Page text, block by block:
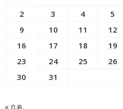
2
3 4 5
9
10 11 12
16
17 18 19
23
24 25 26
30
31
« ก.ค.